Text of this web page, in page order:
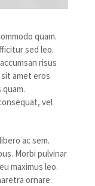
quam.
sed leo.
risus
amet eros
vel
ac sem.
Morbi pulvinar
maximus leo.
ornare.